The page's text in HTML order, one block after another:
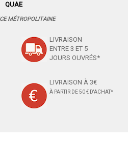
QUAE
MÉTROPOLITAINE
LIVRAISON
ENTRE 3 ET 5
JOURS OUVRÉS*
LIVRAISON À 3€
À PARTIR DE 50 € D'ACHAT*